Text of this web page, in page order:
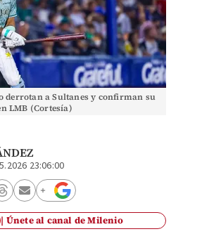
derrotan a Sultanes y confirman su
LMB (Cortesía)
23:06:00
Únete al canal de Milenio